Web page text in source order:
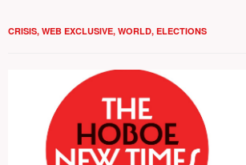
CRISIS, WEB EXCLUSIVE, WORLD, ELECTIONS